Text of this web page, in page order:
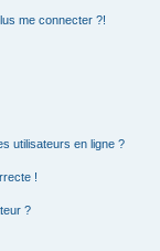
me connecter ?!
utilisateurs en ligne ?
!
?